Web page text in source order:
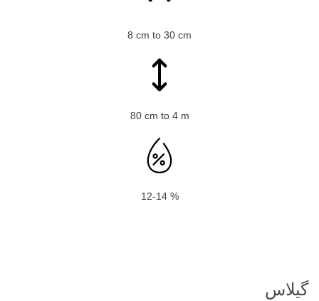
8 cm to 30 cm
80 cm to 4 m
12-14 %
گیلاس